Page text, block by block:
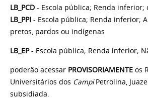
LB_PCD - Escola pública; Renda inferior;
LB_PPI - Escola pública; Renda inferior;
pretos, pardos ou indígenas
LB_EP- Escola pública; Renda inferior;
poderão acessar PROVISORIAMENTE os
Universitários dos CampiPetrolina,
subsidiada.